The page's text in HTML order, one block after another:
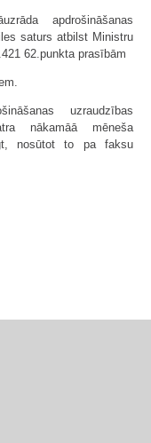
apdrošināšanas
saturs atbilst Ministru
62.punkta prasībām
uzraudzības
nākamāā mēneša
nosūtot to pa faksu